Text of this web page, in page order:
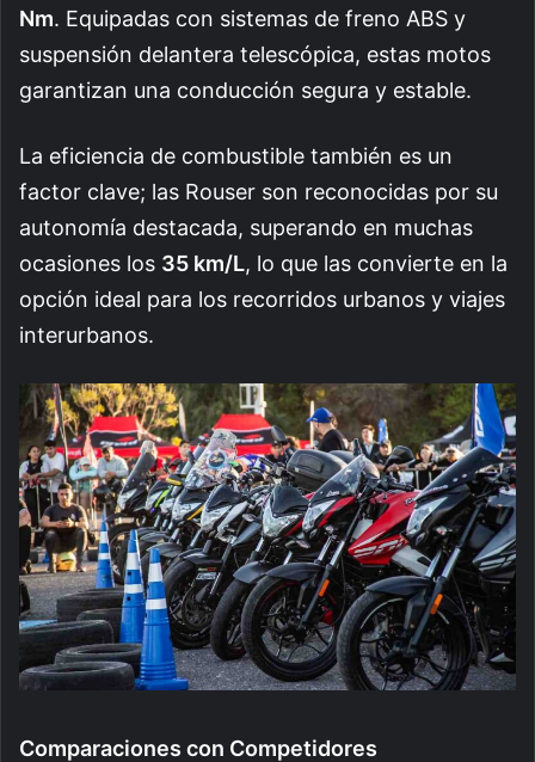
Nm. Equipadas con sistemas de freno ABS y
suspensión delantera telescópica, estas motos
garantizan una conducción segura y estable.
La eficiencia de combustible también es un
factor clave; las Rouser son reconocidas por su
autonomía destacada, superando en muchas
ocasiones los 35 km/L, lo que las convierte en la
opción ideal para los recorridos urbanos y viajes
interurbanos.
Comparaciones con Competidores